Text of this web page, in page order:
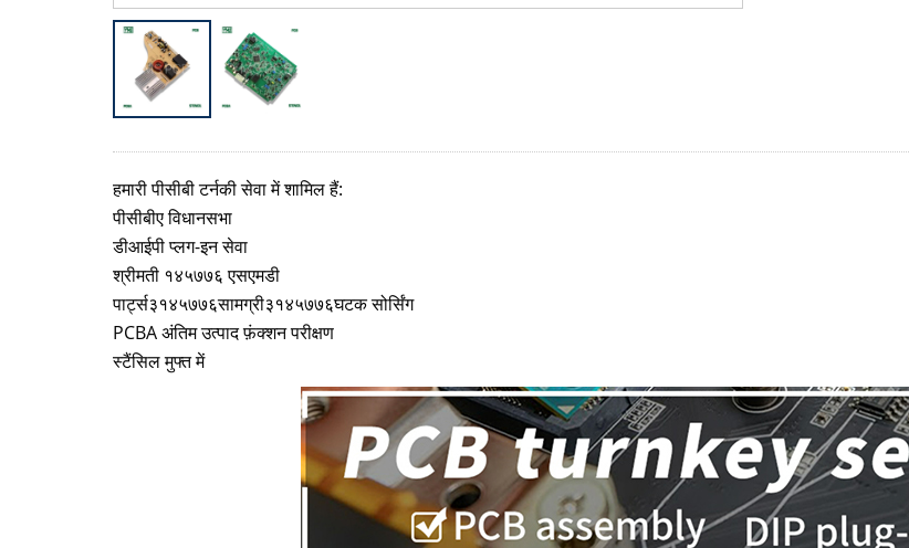
हमारी पीसीबी टर्नकी सेवा में शामिल हैं:
पीसीबीए विधानसभा
डीआईपी प्लग-इन सेवा
श्रीमती १४५७७६ एसएमडी
पार्ट्स३१४५७७६सामग्री३१४५७७६घटक सोर्सिंग
PCBA अंतिम उत्पाद फ़ंक्शन परीक्षण
स्टैंसिल मुफ्त में